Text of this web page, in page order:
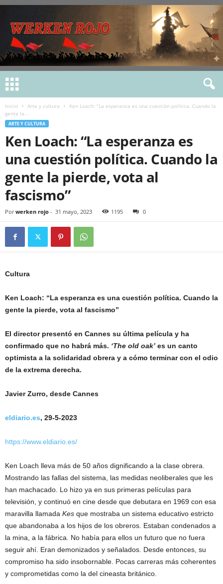
Inicio Arte y cultura
Ken Loach: “La esperanza es una cuestión política. Cuando la
gente la...
ARTE Y CULTURA
Ken Loach: “La esperanza es
una cuestión política. Cuando la
gente la pierde, vota al
fascismo”
Por werken rojo - 31 mayo, 2023 1195 0
Cultura
Ken Loach: “La esperanza es una cuestión política. Cuando la
gente la pierde, vota al fascismo”
El director presentó en Cannes su última película y ha
confirmado que no habrá más. ‘The old oak’ es un canto
optimista a la solidaridad obrera y a cómo terminar con el odio
de la extrema derecha.
Javier Zurro, desde Cannes
eldiario.es, 29-5-2023
https://www.eldiario.es/
Ken Loach lleva más de 50 años dignificando a la clase obrera.
Mostrando las fallas del sistema, las medidas neoliberales que les
han machacado. Lo hizo ya en sus primeras películas para
televisión, y continuó en cine desde que debutara en 1969 con esa
maravilla llamada Kes que mostraba un sistema educativo estricto
que abandonaba a los hijos de los obreros. Estaban condenados a
la mina, a la fábrica. No había para ellos un futuro que no fuera
seguir ahí. Eran demonizados y señalados. Desde entonces, su
compromiso ha sido insobornable. Pocas carreras más coherentes
y comprometidas como la del cineasta británico.